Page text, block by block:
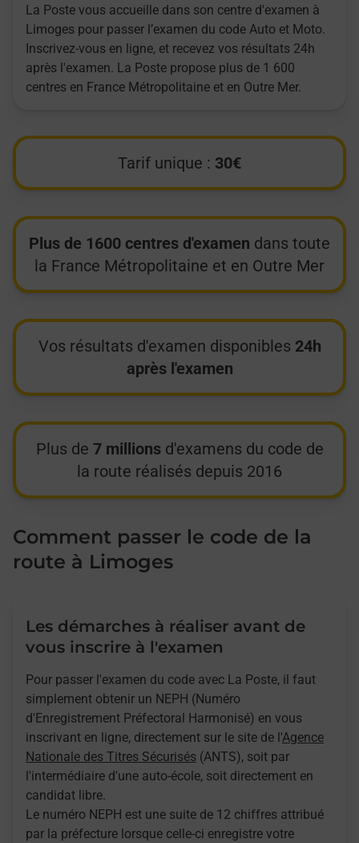
La Poste vous accueille dans son centre d'examen à
Limoges pour passer l’examen du code Auto et Moto.
Inscrivez-vous en ligne, et recevez vos résultats 24h
après l'examen. La Poste propose plus de 1 600
centres en France Métropolitaine et en Outre Mer.
Tarif unique : 30€
Plus de 1600 centres d'examen dans toute
la France Métropolitaine et en Outre Mer
Vos résultats d'examen disponibles 24h
après l'examen
Plus de 7 millionsd'examens du code de
la route réalisés depuis 2016
Comment passer le code de la
route à Limoges
Les démarches à réaliser avant de
vous inscrire à l'examen
Pour passer l'examen du code avec La Poste, il faut
simplement obtenir un NEPH (Numéro
d'Enregistrement Préfectoral Harmonisé) en vous
inscrivant en ligne, directement sur le site de l'Agence
Nationale des Titres Sécurisés (ANTS), soit par
l'intermédiaire d'une auto-école, soit directement en
candidat libre.
Le numéro NEPH est une suite de 12 chiffres attribué
par la préfecture lorsque celle-ci enregistre votre